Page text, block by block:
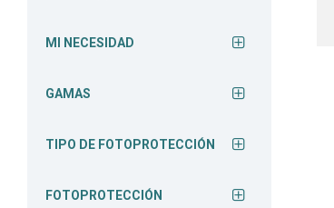
MI NECESIDAD
GAMAS
TIPO DE FOTOPROTECCIÓN
FOTOPROTECCIÓN